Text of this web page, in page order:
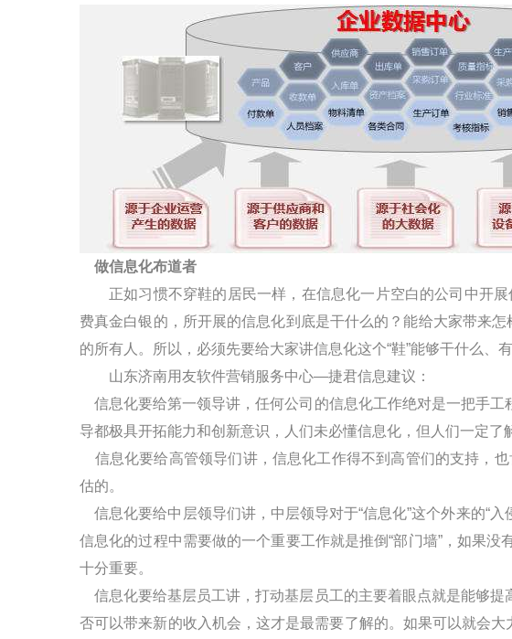
做信息化布道者
正如习惯不穿鞋的居民一样，在信息化一片空白的公司中开
费真金白银的，所开展的信息化到底是干什么的？能给大家带来
的所有人。所以，必须先要给大家讲信息化这个“鞋”能够干什么
山东济南用友软件营销服务中心—捷君信息建议：
信息化要给第一领导讲，任何公司的信息化工作绝对是一把手
导都极具开拓能力和创新意识，人们未必懂信息化，但人们一定了
信息化要给高管领导们讲，信息化工作得不到高管们的支持，
估的。
信息化要给中层领导们讲，中层领导对于“信息化”这个外来的“
信息化的过程中需要做的一个重要工作就是推倒“部门墙”，如果
十分重要。
信息化要给基层员工讲，打动基层员工的主要着眼点就是能够
否可以带来新的收入机会，这才是最需要了解的。如果可以就会